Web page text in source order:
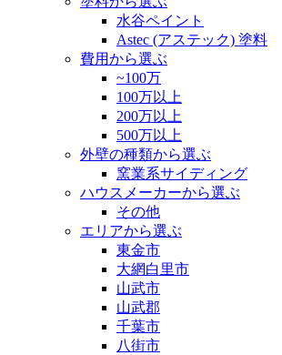
水谷ペイント
Astec (アステック) 塗料
費用から選ぶ
~100万
100万以上
200万以上
500万以上
外壁の種類から選ぶ
窯業系サイディング
ハウスメーカーから選ぶ
その他
エリアから選ぶ
東金市
大網白里市
山武市
山武郡
千葉市
八街市